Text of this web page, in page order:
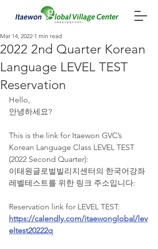
2022 2nd Quarter Korean
Language LEVEL TEST
Reservation
Mar 14, 2022 1 min read
Hello,
안녕하세요?
This is the link for Itaewon GVC’s
Korean Language Class LEVEL TEST
(2022 Second Quarter):
이태원글로벌빌리지센터의 한국어강좌
레벨테스트를 위한 링크 주소입니다:
Reservation link for LEVEL TEST:
https://calendly.com/itaewonglobal/lev
eltest20222q